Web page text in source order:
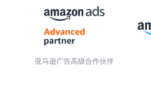
亚马逊广告高级合作伙伴